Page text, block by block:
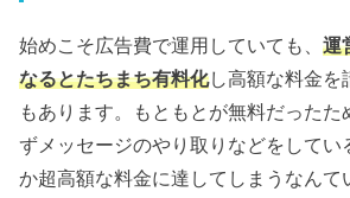
始めこそ広告費で運用していても、運
なるとたちまち有料化し高額な料金を
もあります。もともとが無料だったた
ずメッセージのやり取りなどをしてい
か超高額な料金に達してしまうなんて